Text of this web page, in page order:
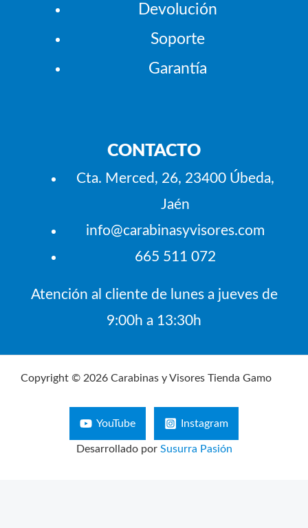
Devolución
Soporte
Garantía
CONTACTO
Cta. Merced, 26, 23400 Úbeda,
Jaén
info@carabinasyvisores.com
665 511 072
Atención al cliente de lunes a jueves de
9:00h a 13:30h
Copyright © 2026 Carabinas y Visores Tienda Gamo
YouTube Instagram
Desarrollado por Susurra Pasión